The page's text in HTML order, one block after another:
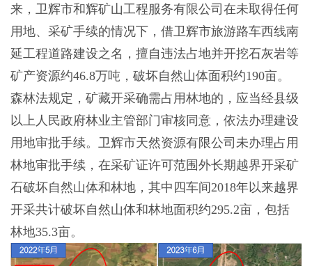
来，卫辉市和辉矿山工程服务有限公司在未取得任何
用地、采矿手续的情况下，借卫辉市旅游路车西线南
延工程道路建设之名，擅自违法占地并开挖石灰岩等
矿产资源约46.8万吨，破坏自然山体面积约190亩。
森林法规定，矿藏开采确需占用林地的，应当经县级
以上人民政府林业主管部门审核同意，依法办理建设
用地审批手续。卫辉市天然资源有限公司未办理占用
林地审批手续，在采矿证许可范围外长期越界开采矿
石破坏自然山体和林地，其中四车间2018年以来越界
开采共计破坏自然山体和林地面积约295.2亩，包括
林地35.3亩。